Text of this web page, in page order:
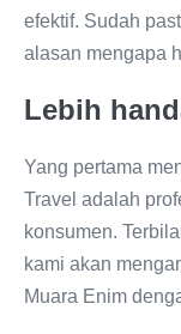
efektif. Sudah
alasan mengapa
Lebih
Yang pertama
Travel adalah
konsumen.
kami akan
Muara Enim